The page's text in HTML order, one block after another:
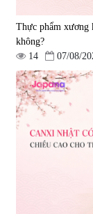
Viên uống bổ gan
Hepaclean 60 viên
690.000 đ
Thực phẩm xương
không?
14
07/08/